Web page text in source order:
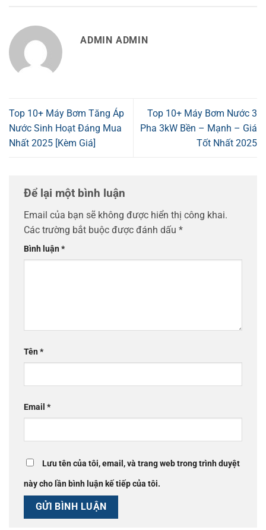
ADMIN ADMIN
Top 10+ Máy Bơm Tăng Áp
Nước Sinh Hoạt Đáng Mua
Nhất 2025 [Kèm Giá]
Top 10+ Máy Bơm Nước 3
Pha 3kW Bền – Mạnh – Giá
Tốt Nhất 2025
Để lại một bình luận
Email của bạn sẽ không được hiển thị công khai.
Các trường bắt buộc được đánh dấu *
Bình luận*
Tên*
Email *
Lưu tên của tôi, email, và trang web trong trình duyệt
này cho lần bình luận kế tiếp của tôi.